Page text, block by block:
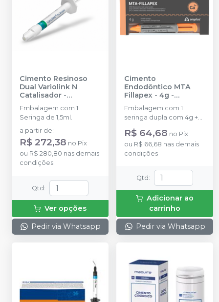
Cimento Resinoso
Dual Variolink N
Catalisador -
IVOCLAR
Embalagem com 1
Seringa de 1,5ml.
a partir de:
R$ 272,38 no Pix
ou R$ 280,80 nas demais
condições
Qtd :
Ver opções
Pedir via Whatsapp
Cimento
Endodôntico MTA
Fillapex - 4g -
ANGELUS
Embalagem com 1
seringa dupla com 4g +
(ponta misturadora
intracanal).
R$ 64,68 no Pix
ou R$ 66,68 nas demais
condições
Qtd :
Adicionar ao
carrinho
Pedir via Whatsapp